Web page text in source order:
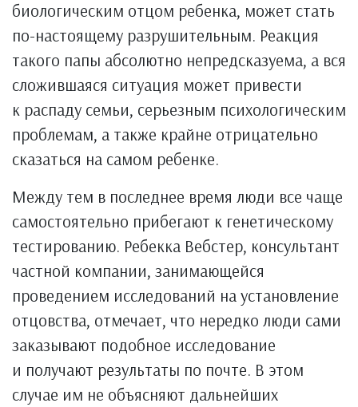
биологическим отцом ребенка, может стать
по-настоящему разрушительным. Реакция
такого папы абсолютно непредсказуема, а вся
сложившаяся ситуация может привести
к распаду семьи, серьезным психологическим
проблемам, а также крайне отрицательно
сказаться на самом ребенке.
Между тем в последнее время люди все чаще
самостоятельно прибегают к генетическому
тестированию. Ребекка Вебстер, консультант
частной компании, занимающейся
проведением исследований на установление
отцовства, отмечает, что нередко люди сами
заказывают подобное исследование
и получают результаты по почте. В этом
случае им не объясняют дальнейших